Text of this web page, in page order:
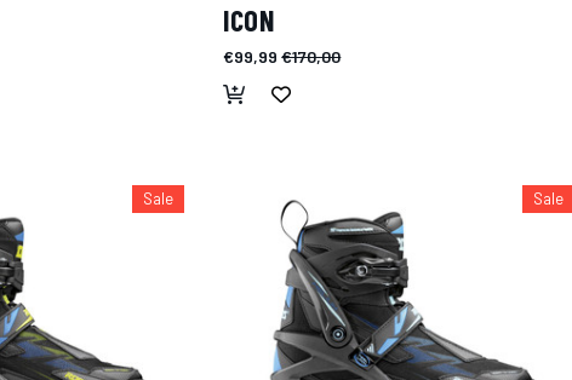
ICON
€99,99 €170,00
Sale Sale